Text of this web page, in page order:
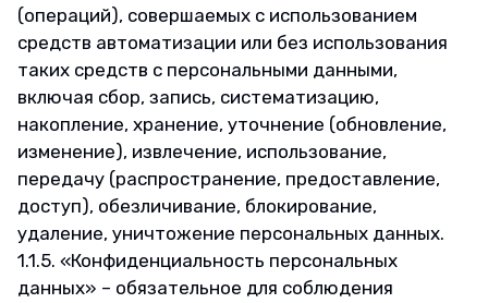
(операций), совершаемых с использованием
средств автоматизации или без использования
таких средств с персональными данными,
включая сбор, запись, систематизацию,
накопление, хранение, уточнение (обновление,
изменение), извлечение, использование,
передачу (распространение, предоставление,
доступ), обезличивание, блокирование,
удаление, уничтожение персональных данных.
1.1.5. «Конфиденциальность персональных
данных» – обязательное для соблюдения